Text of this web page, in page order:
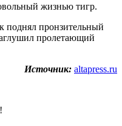
жизнью тигр.
поднял пронзительный
пролетающий
Источник: altapress.ru